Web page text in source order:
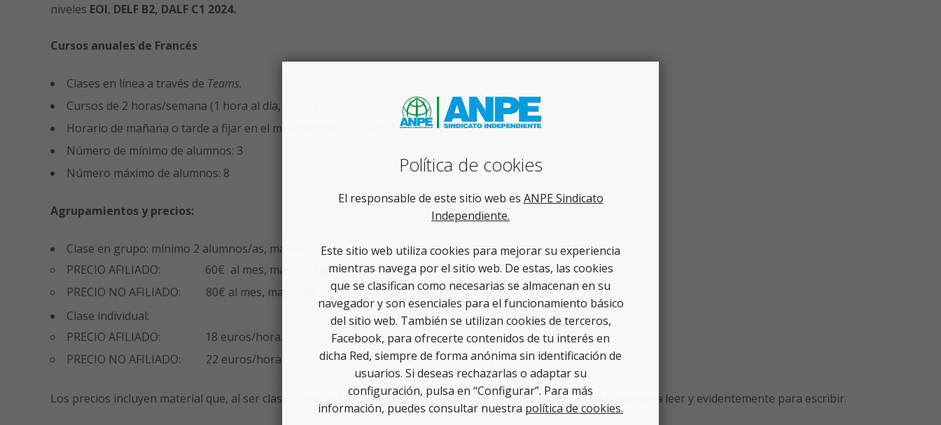
niveles EOI, DELF B2, DALF C1 2024.
Cursos anuales de Francés
Clases en línea a través de Teams.
Cursos de 2 horas/semana (1 hora al día, 2 días)
Horario de mañana o tarde a fijar en el momento en el que se forme el grupo.
Número de mínimo de alumnos: 3
Número máximo de alumnos: 8
Agrupamientos y precios:
Clase en grupo: mínimo 2 alumnos/as, máximo 5.
PRECIO AFILIADO: 60€ al mes, matrícula gratis
PRECIO NO AFILIADO: 80€ al mes, matrícula gratis
Clase individual:
PRECIO AFILIADO: 18 euros/hora.
PRECIO NO AFILIADO: 22 euros/hora
Los precios incluyen material que, al ser clase , deberás imprimirlos. Te recomendamos trabajar con papel para leer y evidentemente para escribir.
Política de cookies
El responsable de este sitio web es ANPE Sindicato
Independiente.
Este sitio web utiliza cookies para mejorar su experiencia
mientras navega por el sitio web. De estas, las cookies
que se clasifican como necesarias se almacenan en su
navegador y son esenciales para el funcionamiento básico
del sitio web. También se utilizan cookies de terceros,
Facebook, para ofrecerte contenidos de tu interés en
dicha Red, siempre de forma anónima sin identificación de
usuarios. Si deseas rechazarlas o adaptar su
configuración, pulsa en “Configurar”. Para más
información, puedes consultar nuestra política de cookies.